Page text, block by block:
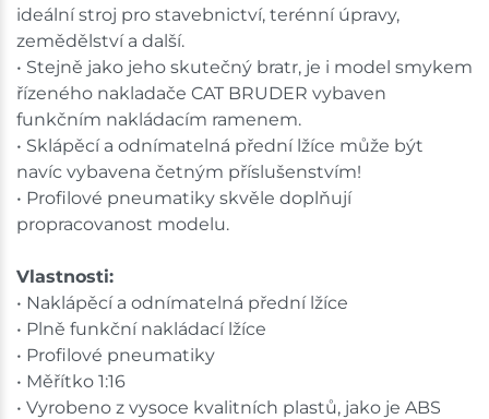
ideální stroj pro stavebnictví, terénní úpravy,
zemědělství a další.
• Stejně jako jeho skutečný bratr, je i model smykem
řízeného nakladače CAT BRUDER vybaven
funkčním nakládacím ramenem.
• Sklápěcí a odnímatelná přední lžíce může být
navíc vybavena četným příslušenstvím!
• Profilové pneumatiky skvěle doplňují
propracovanost modelu.
Vlastnosti:
• Naklápěcí a odnímatelná přední lžíce
• Plně funkční nakládací lžíce
• Profilové pneumatiky
• Měřítko 1:16
• Vyrobeno z vysoce kvalitních plastů, jako je ABS